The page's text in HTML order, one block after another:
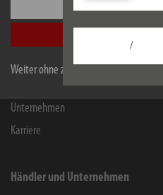
Weiter ohne zu akzeptieren
/
Kontakt für Endverbraucher
Herstellergarantie
Unternehmen
Karriere
Händler und Unternehmen